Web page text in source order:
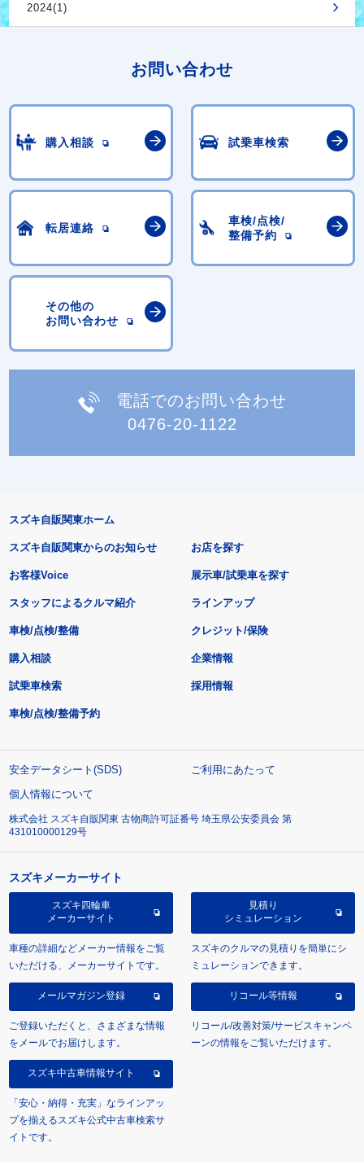
2024(1)
お問い合わせ
購入相談 試乗車検索
転居連絡
車検/点検/
整備予約
その他の
お問い合わせ
電話でのお問い合わせ
0476-20-1122
スズキ自販関東ホーム
スズキ自販関東からのお知らせ
お客様Voice
スタッフによるクルマ紹介
お店を探す
展示車/試乗車を探す
ラインアップ
車検/点検/整備 クレジット/保険
購入相談
試乗車検索
車検/点検/整備予約
企業情報
採用情報
安全データシート(SDS)
ご利用にあたって
個人情報について
株式会社 スズキ自販関東 古物商許可証番号 埼玉県公安委員会 第
431010000129号
スズキメーカーサイト
スズキ四輪車
メーカーサイト
車種の詳細などメーカー情報をご覧
いただける、メーカーサイトです。
見積り
シミュレーション
スズキのクルマの見積りを簡単にシ
ミュレーションできます。
メールマガジン登録
ご登録いただくと、さまざまな情報
をメールでお届けします。
リコール等情報
リコール/改善対策/サービスキャンペ
ーンの情報をご覧いただけます。
スズキ中古車情報サイト
「安心・納得・充実」なラインアッ
プを揃えるスズキ公式中古車検索サ
イトです。